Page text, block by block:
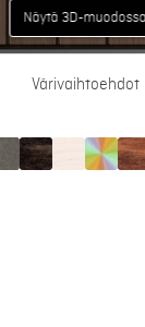
Näytä 3D-muodossa
Värivaihtoehdot